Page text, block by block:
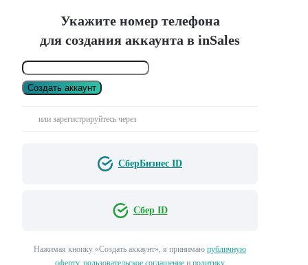
Укажите номер телефона
для создания аккаунта в inSales
Создать аккаунт
или зарегистрируйтесь через
СберБизнес ID
Сбер ID
Нажимая кнопку «Создать аккаунт», я принимаю публичную
оферту, пользовательское соглашение и политику